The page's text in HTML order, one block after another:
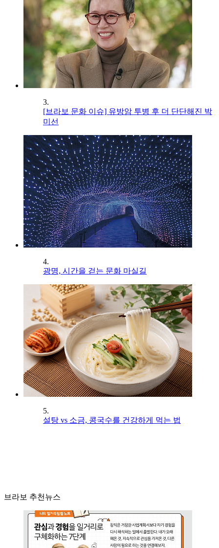
3.
[브라보 문화 이슈] 유방암 투병 후 더 단단해진 박
미선
4.
광명, 시간을 걷는 문화 마실길
5.
설탕 vs 소금, 콩국수를 건강하게 먹는 법
브라보 추천뉴스